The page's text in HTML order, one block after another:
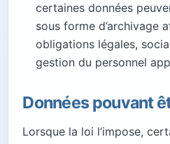
certaines données
sous forme d’archivage
obligations légales,
gestion du personnel
Données pouvant
Lorsque la loi l’impose,